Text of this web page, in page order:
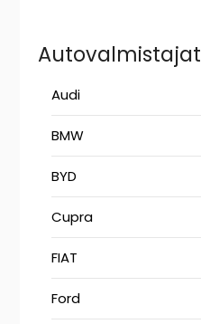
Autovalmistajat
Audi
BMW
BYD
Cupra
FIAT
Ford